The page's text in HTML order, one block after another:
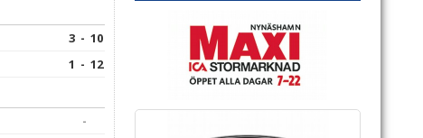
3 - 10
1 - 12
-